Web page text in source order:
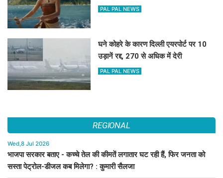
PAL PAL NEWS
घने कोहरे के कारण दिल्ली एयरपोर्ट पर 10
उड़ानें रद्द, 270 से अधिक में देरी
PAL PAL NEWS
REGIONAL
Wed,8 Jul 2026
भाजपा सरकार बताए - कच्चे तेल की कीमतें लगातार घट रही हैं, फिर जनता को
सस्ता पेट्रोल-डीजल कब मिलेगा? : कुमारी सैलजा